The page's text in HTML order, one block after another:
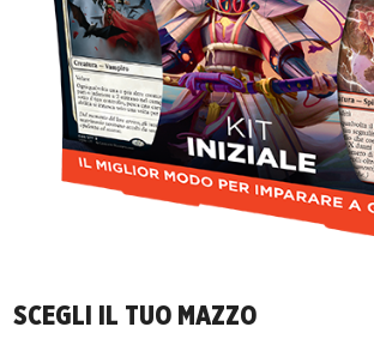
SCEGLI IL TUO MAZZO